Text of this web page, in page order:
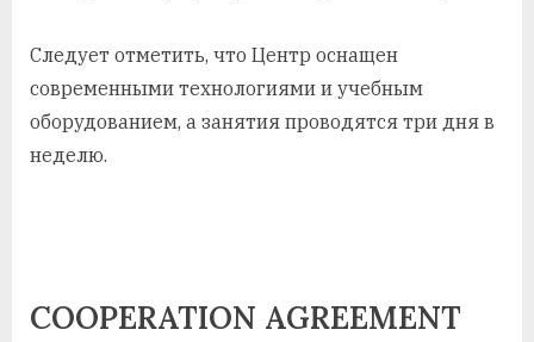
Следует отметить, что Центр оснащен
современными технологиями и учебным
оборудованием, а занятия проводятся три дня в
неделю.
COOPERATION AGREEMENT